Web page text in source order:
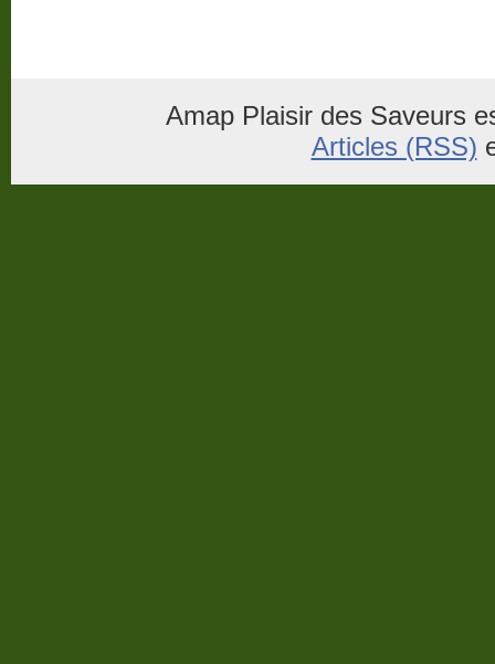
Amap Plaisir des Saveurs
Articles (RSS)